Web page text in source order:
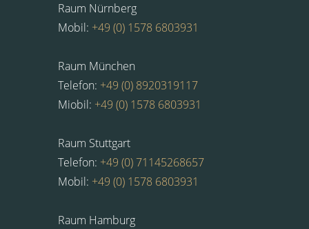
Raum Nürnberg
Mobil: +49 (0) 1578 6803931
Raum München
Telefon: +49 (0) 8920319117
Miobil: +49 (0) 1578 6803931
Raum Stuttgart
Telefon: +49 (0) 71145268657
Mobil: +49 (0) 1578 6803931
Raum Hamburg